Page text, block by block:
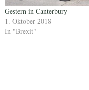
Gestern in Canterbury
1. Oktober 2018
In "Brexit"